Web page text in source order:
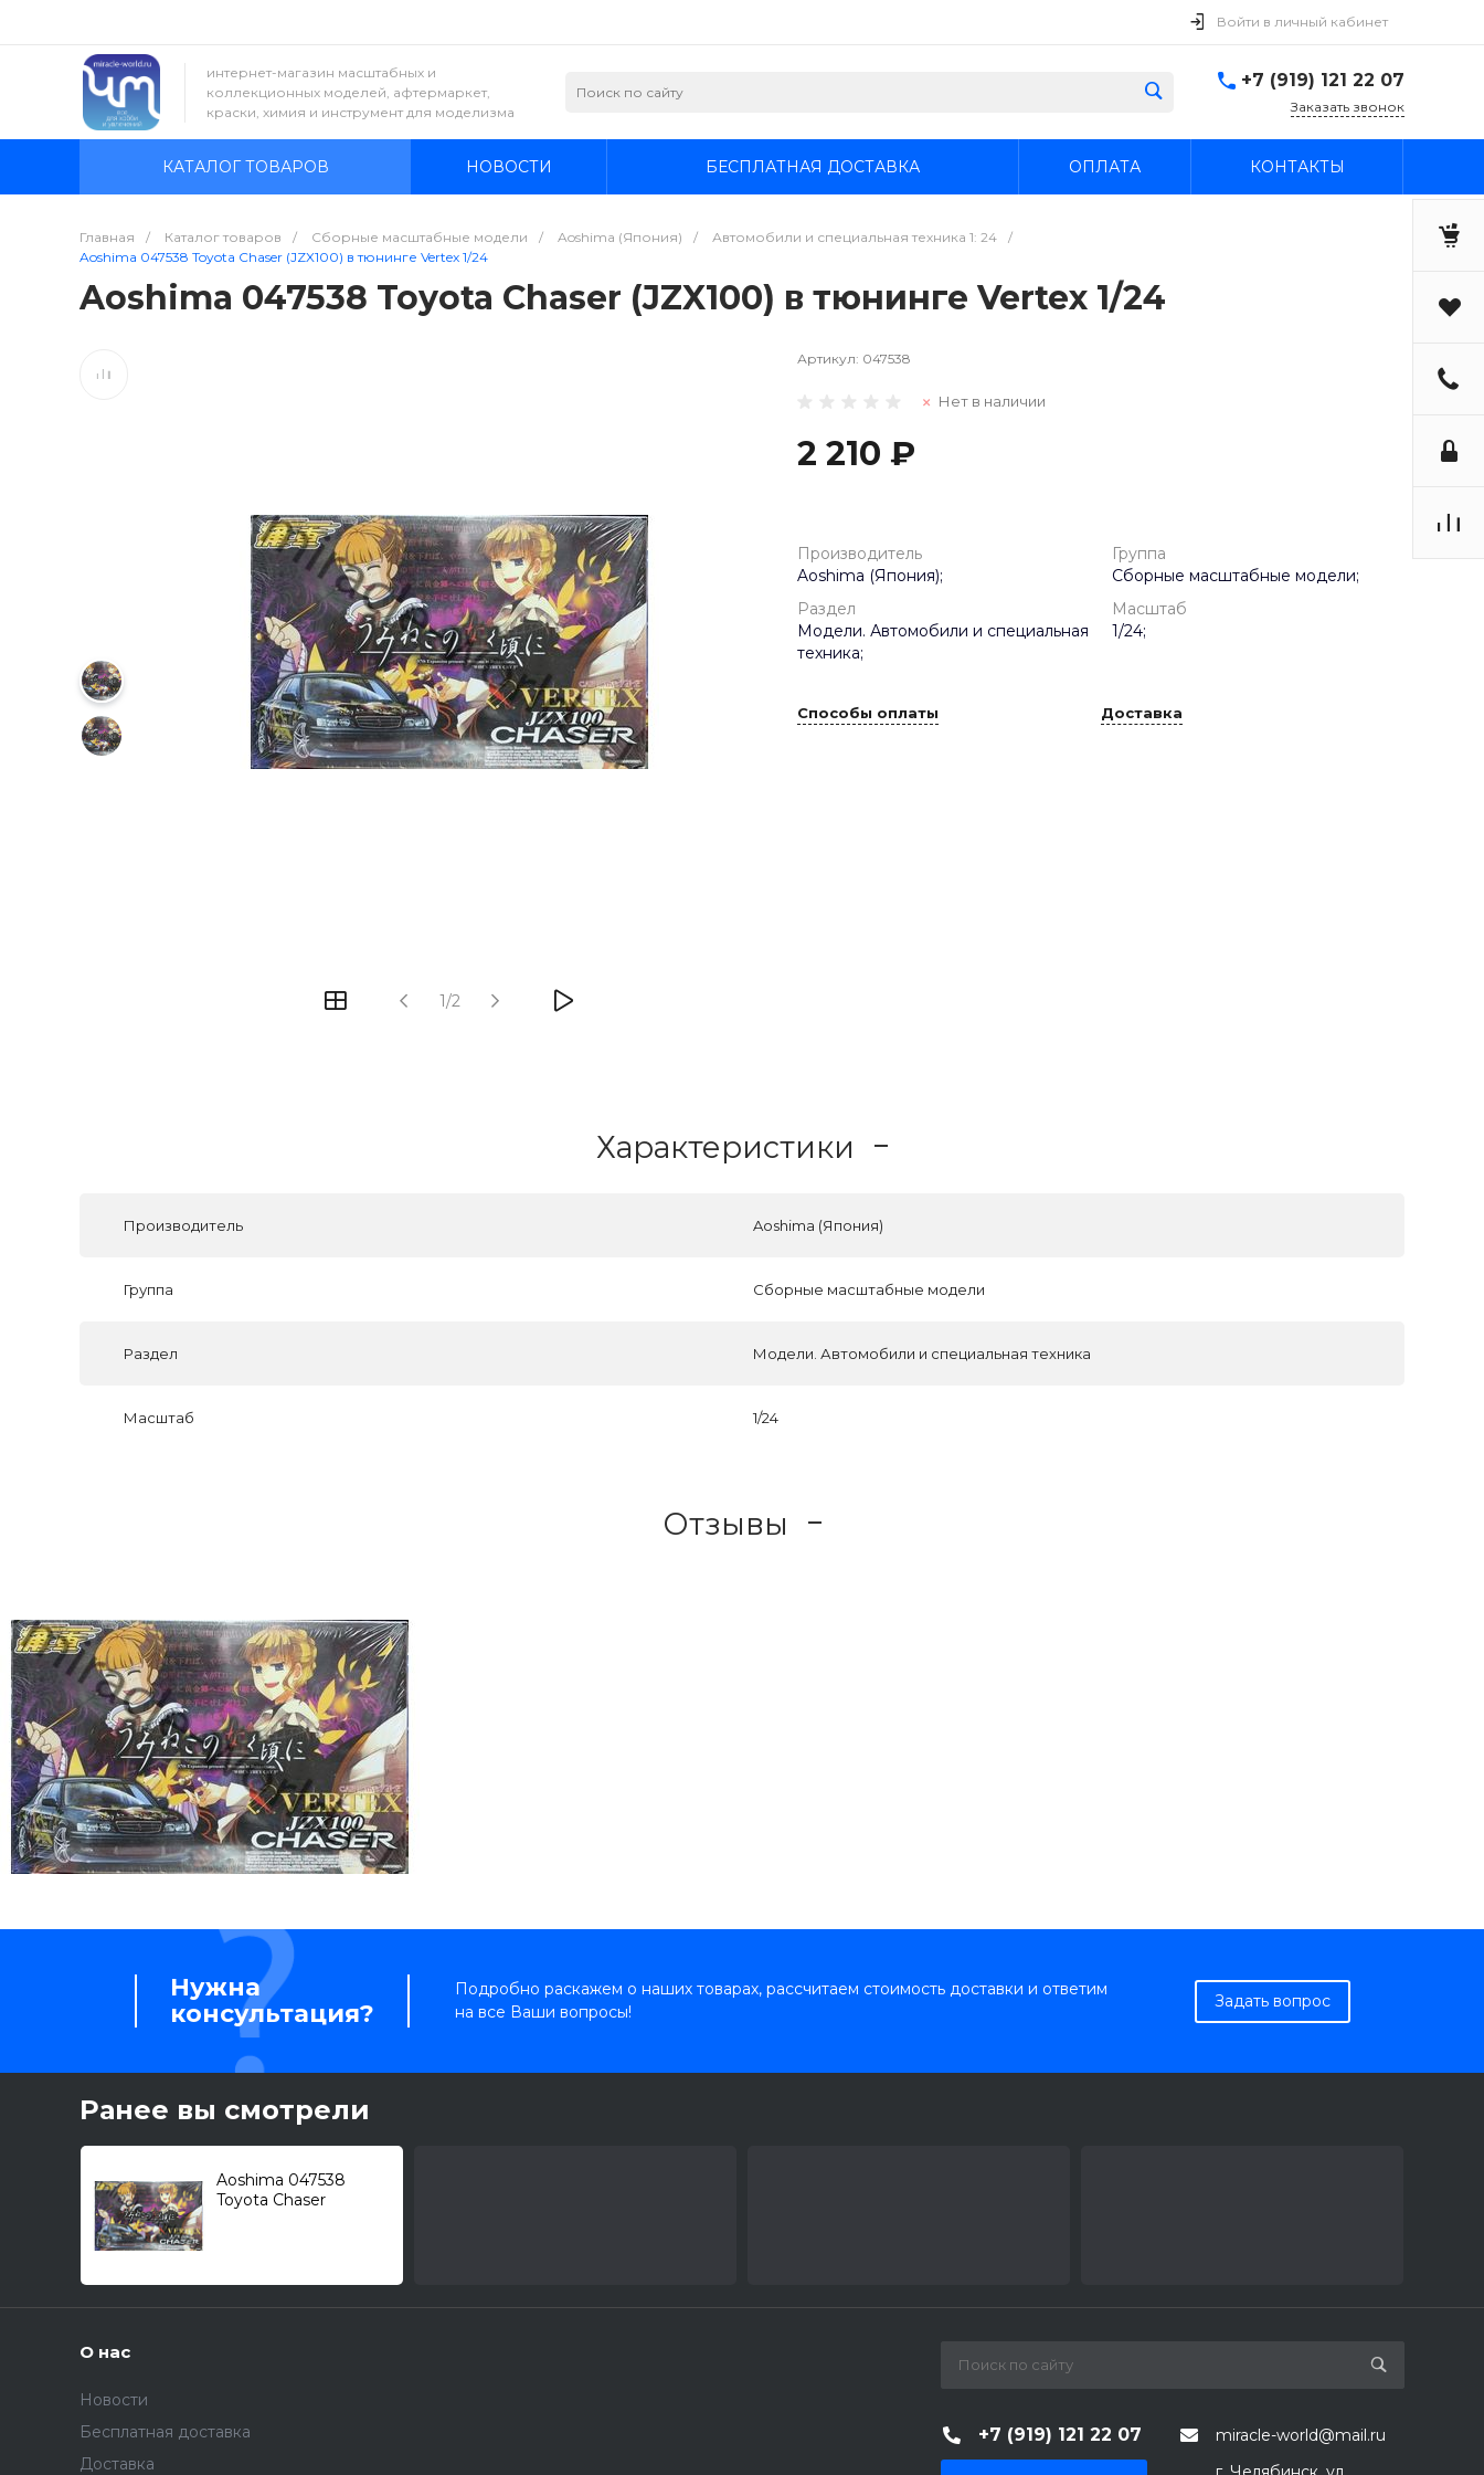
Войти в личный кабинет
интернет-магазин масштабных и
коллекционных моделей, афтермаркет,
краски, химия и инструмент для моделизма
+7 (919) 121 22 07
Заказать звонок
КАТАЛОГ ТОВАРОВ НОВОСТИ БЕСПЛАТНАЯ ДОСТАВКА ОПЛАТА КОНТАКТЫ
Главная / Каталог товаров / Сборные масштабные модели / Aoshima (Япония) / Автомобили и специальная техника 1: 24
/
Aoshima 047538 Toyota Chaser (JZX100) в тюнинге Vertex 1/24
Aoshima 047538 Toyota Chaser (JZX100) в тюнинге Vertex 1/24
1/2
Артикул: 047538
Нет в наличии
2 210 ₽
Производитель
Aoshima (Япония);
Группа
Сборные масштабные модели;
Раздел
Модели. Автомобили и специальная
техника;
Масштаб
1/24;
Способы оплаты Доставка
Характеристики
Производитель Aoshima (Япония)
Группа Сборные масштабные модели
Раздел Модели. Автомобили и специальная техника
Масштаб 1/24
Отзывы
Нужна
консультация?
Подробно раскажем о наших товарах, рассчитаем стоимость доставки и ответим
на все Ваши вопросы!
Задать вопрос
Ранее вы смотрели
Aoshima 047538
Toyota Chaser
О нас
Новости
Бесплатная доставка
Доставка
+7 (919) 121 22 07 miracle-world@mail.ru